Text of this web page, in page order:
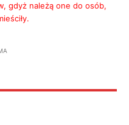
gdyż należą one do osób,